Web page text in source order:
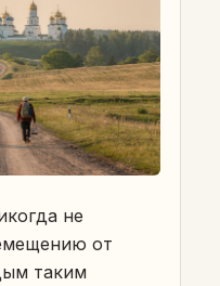
не
от
таким